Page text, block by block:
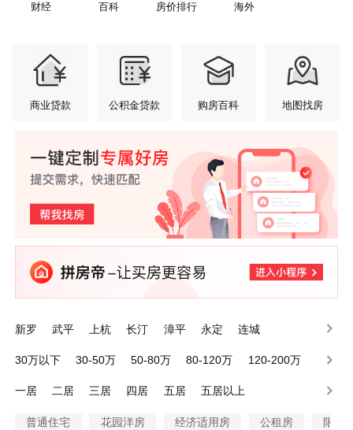
财经 百科 房价排行 海外
商业贷款 公积金贷款 购房百科 地图找房
新罗 武平 上杭 长汀 漳平 永定 连城
30万以下 30-50万 50-80万 80-120万
120-200万
一居
二居 三居 四居 五居 五居以上
普通住宅 花园洋房 经济适用房 公租房 限价